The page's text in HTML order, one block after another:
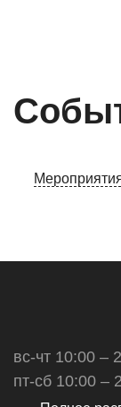
вс-чт 10:00 –
пт-сб 10:00 –